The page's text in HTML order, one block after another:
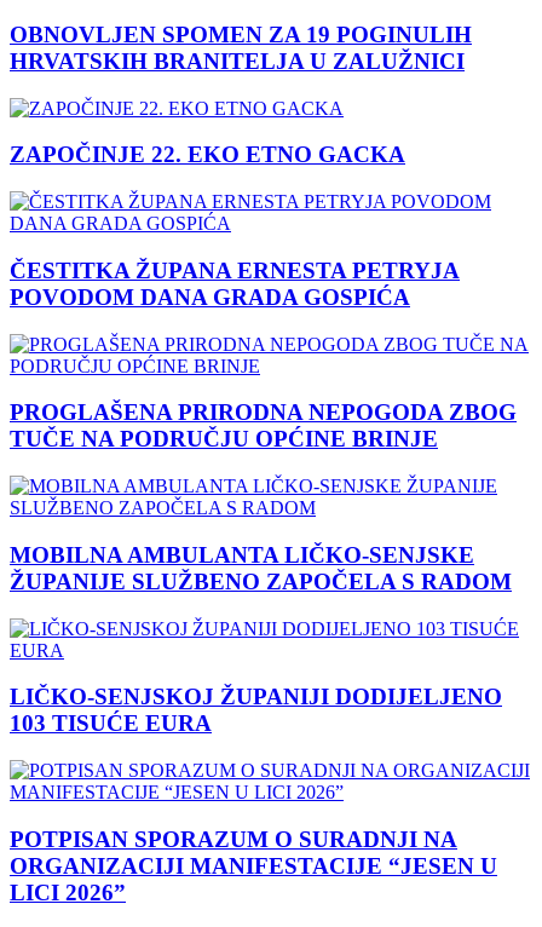
OBNOVLJEN SPOMEN ZA 19 POGINULIH
HRVATSKIH BRANITELJA U ZALUŽNICI
ZAPOČINJE 22. EKO ETNO GACKA
ČESTITKA ŽUPANA ERNESTA PETRYJA
POVODOM DANA GRADA GOSPIĆA
PROGLAŠENA PRIRODNA NEPOGODA ZBOG
TUČE NA PODRUČJU OPĆINE BRINJE
MOBILNA AMBULANTA LIČKO-SENJSKE
ŽUPANIJE SLUŽBENO ZAPOČELA S RADOM
LIČKO-SENJSKOJ ŽUPANIJI DODIJELJENO
103 TISUĆE EURA
POTPISAN SPORAZUM O SURADNJI NA
ORGANIZACIJI MANIFESTACIJE “JESEN U
LICI 2026”